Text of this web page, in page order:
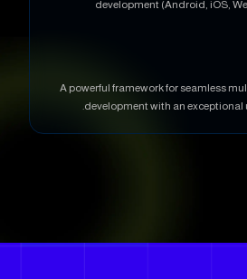
development (Android, iOS,
A powerful framework for seamless
development with an exceptional